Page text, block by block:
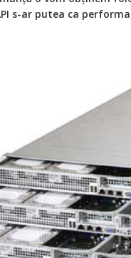
s-ar putea ca